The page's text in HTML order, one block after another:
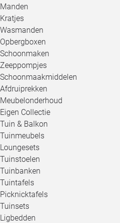
Manden
Kratjes
Wasmanden
Opbergboxen
Schoonmaken
Zeeppompjes
Schoonmaakmiddelen
Afdruiprekken
Meubelonderhoud
Eigen Collectie
Tuin & Balkon
Tuinmeubels
Loungesets
Tuinstoelen
Tuinbanken
Tuintafels
Picknicktafels
Tuinsets
Ligbedden